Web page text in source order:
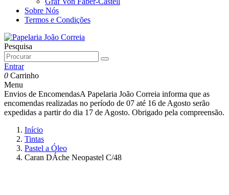
Sobre Nós
Termos e Condições
Pesquisa
Entrar
0 Carrinho
Menu
Envios de EncomendasA Papelaria João Correia informa que as
encomendas realizadas no período de 07 até 16 de Agosto serão
expedidas a partir do dia 17 de Agosto. Obrigado pela compreensão.
Início
Tintas
Pastel a Óleo
Caran DÁche Neopastel C/48